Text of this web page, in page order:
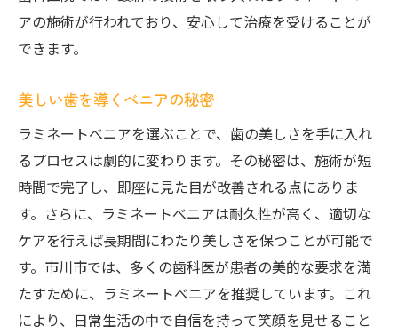
アの施術が行われており、安心して治療を受けることが
できます。
美しい歯を導くべニアの秘密
ラミネートべニアを選ぶことで、歯の美しさを手に入れ
るプロセスは劇的に変わります。その秘密は、施術が短
時間で完了し、即座に見た目が改善される点にありま
す。さらに、ラミネートべニアは耐久性が高く、適切な
ケアを行えば長期間にわたり美しさを保つことが可能で
す。市川市では、多くの歯科医が患者の美的な要求を満
たすために、ラミネートべニアを推奨しています。これ
により、日常生活の中で自信を持って笑顔を見せること